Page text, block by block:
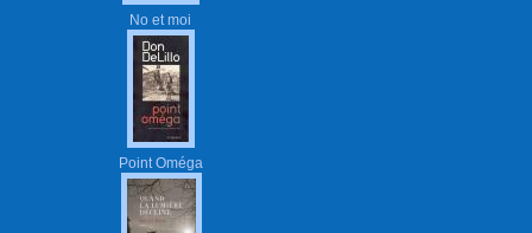
No et moi
Point Oméga